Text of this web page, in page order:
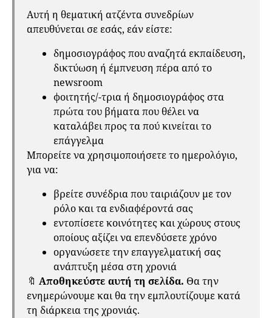
Aυτή η θεματική ατζέντα συνεδρίων
απευθύνεται σε εσάς, εάν είστε:
δημοσιογράφος που αναζητά εκπαίδευση,
δικτύωση ή έμπνευση πέρα από το
newsroom
φοιτητής/-τρια ή δημοσιογράφος στα
πρώτα του βήματα που θέλει να
καταλάβει προς τα πού κινείται το
επάγγελμα
Μπορείτε να χρησιμοποιήσετε το ημερολόγιο,
για να:
βρείτε συνέδρια που ταιριάζουν με τον
ρόλο και τα ενδιαφέροντά σας
εντοπίσετε κοινότητες και χώρους στους
οποίους αξίζει να επενδύσετε χρόνο
οργανώσετε την επαγγελματική σας
ανάπτυξη μέσα στη χρονιά
🔖 Αποθηκεύστε αυτή τη σελίδα. Θα την
ενημερώνουμε και θα την εμπλουτίζουμε κατά
τη διάρκεια της χρονιάς.